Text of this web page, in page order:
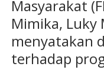
Masyarakat
Mimika, Luky
menyatakan
terhadap